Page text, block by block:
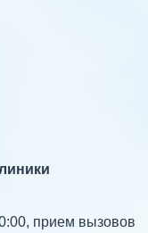
прием вызовов